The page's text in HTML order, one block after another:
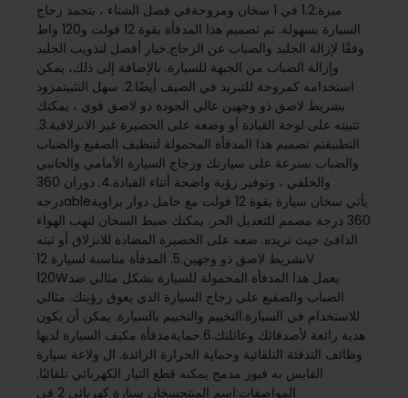
ميزة:1.2 في 1 سخان ومروحةفي فصل الشتاء ، يتجمد زجاج
السيارة بسهولة. تم تصميم هذا المدفأة بقوة 12 فولت و120 واط
وفقًا لإزالة الجليد والضباب عن الزجاج.خيار أفضل لتذويب الجليد
وإزالة الضباب من الجبهة للسيارة. بالإضافة إلى ذلك، يمكن
استخدامه كمروحة للتبريد في الصيف أيضًا.2. سهل التثبيتمزود
بشريط لاصق ذو وجهين عالي الجودة ذو لاصق قوي ، يمكنك
تثبيته على لوحة القيادة أو وضعه على الحصيرة غير الانزلاقية.3.
التطبيقتم تصميم هذا المدفأة المحمولة لتنظيف الصقيع والضباب
والضباب بسرعة على سيارتك وزجاج السيارة الأمامي والجانبي
والخلفي ، وتوفير رؤية واضحة أثناء القيادة.4. دوران 360
درجةableيأتي سخان سيارة بقوة 12 فولت مع حامل دوار بزاوية
360 درجة مصمم للتعديل الحر. يمكنك ضبط السخان لتهب الهواء
الدافئ حيث تريده. ضعه على الحصيرة المضادة للانزلاق أو ثبته
بشريط لاصق ذو وجهين.5. المدفأة مناسبة لسيارة 12V
120Wيعمل هذا المدفأة المحمولة للسيارة بشكل مثالي ضد
الضباب والصقيع على زجاج السيارة الذي يعوق رؤيتك. مثالي
للاستخدام في السيارة.التخييم والتخييم بالسيارة. يمكن أن يكون
هدية رائعة لأصدقائك وعائلتك.6.حمايةمدفأة مكيف السيارة لديها
وظائف التدفئة التلقائية وحماية الحرارة الزائدة. ال ولاعة سيارة
القابس به فيوز مدمج يمكنه قطع التيار الكهربائي تلقائيًا.
المواصفات:اسم المنتجسخان سيارة كهربائي 2 في